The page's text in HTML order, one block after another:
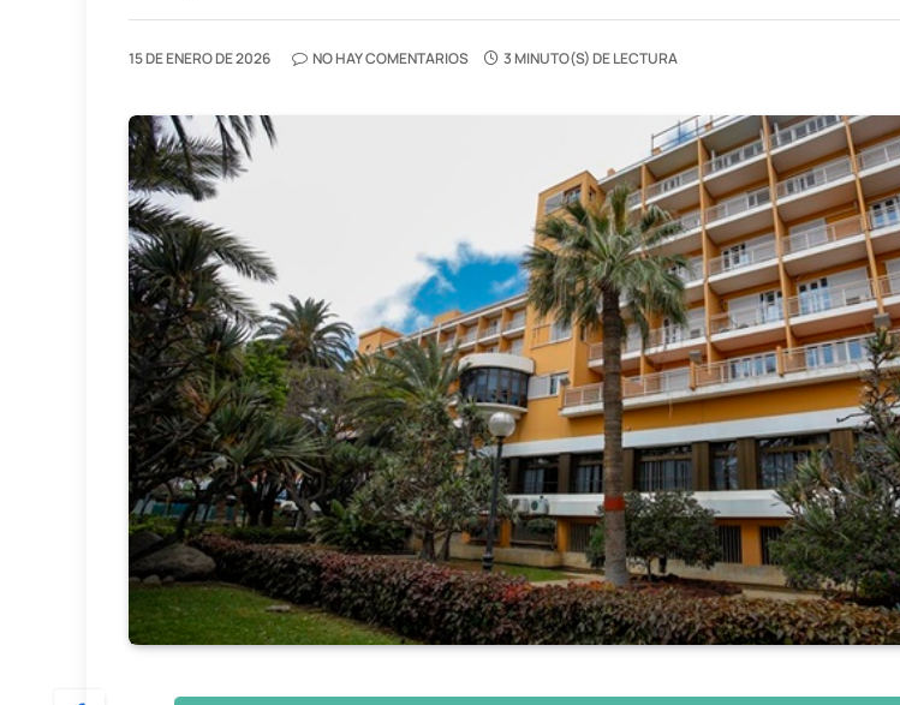
15 DE ENERO DE 2026 NO HAY COMENTARIOS 3 MINUTO(S) DE LECTURA